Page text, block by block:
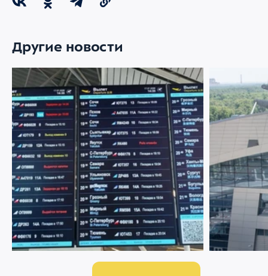
Другие новости
22 ИЮЛЯ 2026 1877
Меняемся ради комфорта пассажиров
21 ИЮЛЯ 2026
Аэропорт
партнером